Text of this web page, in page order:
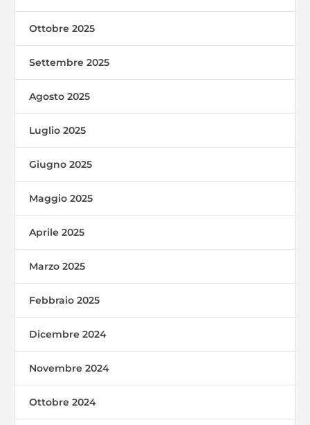
Ottobre 2025
Settembre 2025
Agosto 2025
Luglio 2025
Giugno 2025
Maggio 2025
Aprile 2025
Marzo 2025
Febbraio 2025
Dicembre 2024
Novembre 2024
Ottobre 2024